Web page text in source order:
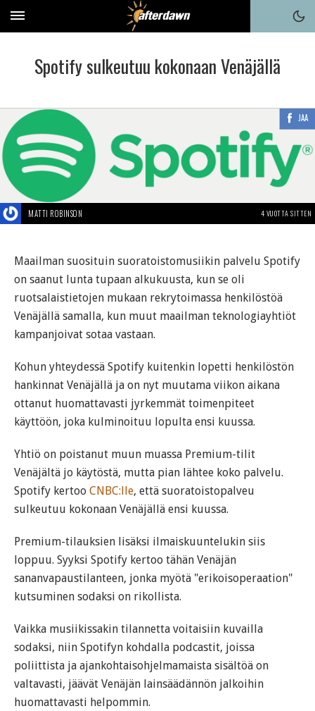
Spotify sulkeutuu kokonaan Venäjällä
JAA
MATTI ROBINSON 4 VUOTTA SITTEN
Maailman suosituin suoratoistomusiikin palvelu Spotify
on saanut lunta tupaan alkukuusta, kun se oli
ruotsalaistietojen mukaan rekrytoimassa henkilöstöä
Venäjällä samalla, kun muut maailman teknologiayhtiöt
kampanjoivat sotaa vastaan.
Kohun yhteydessä Spotify kuitenkin lopetti henkilöstön
hankinnat Venäjällä ja on nyt muutama viikon aikana
ottanut huomattavasti jyrkemmät toimenpiteet
käyttöön, joka kulminoituu lopulta ensi kuussa.
Yhtiö on poistanut muun muassa Premium-tilit
Venäjältä jo käytöstä, mutta pian lähtee koko palvelu.
Spotify kertoo CNBC:lle, että suoratoistopalveu
sulkeutuu kokonaan Venäjällä ensi kuussa.
Premium-tilauksien lisäksi ilmaiskuuntelukin siis
loppuu. Syyksi Spotify kertoo tähän Venäjän
sananvapaustilanteen, jonka myötä "erikoisoperaation"
kutsuminen sodaksi on rikollista.
Vaikka musiikissakin tilannetta voitaisiin kuvailla
sodaksi, niin Spotifyn kohdalla podcastit, joissa
poliittista ja ajankohtaisohjelmamaista sisältöä on
valtavasti, jäävät Venäjän lainsäädännön jalkoihin
huomattavasti helpommin.